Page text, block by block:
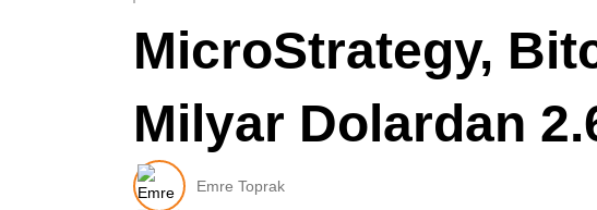
MicroStrategy,
Milyar Dolardan
Emre Toprak